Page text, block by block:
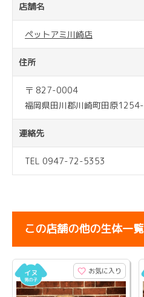
店舗名
ペットアミ川崎店
住所
〒 827-0004
福岡県田川郡川崎町田原
連絡先
TEL 0947-72-5353
この店舗の他の生体一覧
お気に入り